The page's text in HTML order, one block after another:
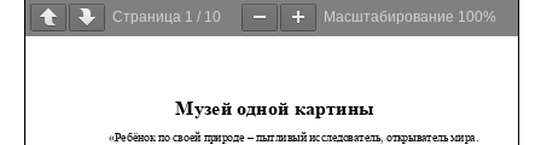
Страница 1 / 10 Масштабирование 100%